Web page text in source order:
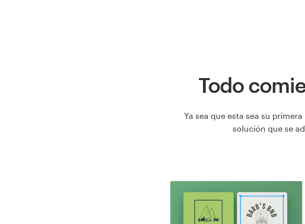
Todo
Ya sea que esta sea su
solución que se